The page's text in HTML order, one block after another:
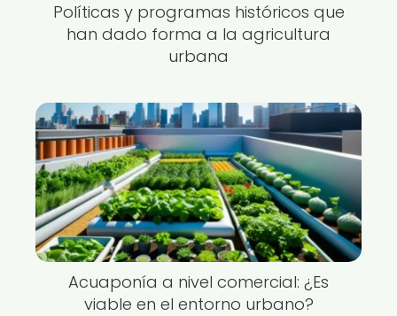
Políticas y programas históricos que
han dado forma a la agricultura
urbana
Acuaponía a nivel comercial: ¿Es
viable en el entorno urbano?